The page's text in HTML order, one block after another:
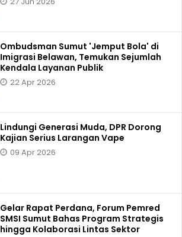
Ombudsman Sumut 'Jemput Bola' di
Imigrasi Belawan, Temukan Sejumlah
Kendala Layanan Publik
22 Apr 2026
Lindungi Generasi Muda, DPR Dorong
Kajian Serius Larangan Vape
09 Apr 2026
Gelar Rapat Perdana, Forum Pemred
SMSI Sumut Bahas Program Strategis
hingga Kolaborasi Lintas Sektor